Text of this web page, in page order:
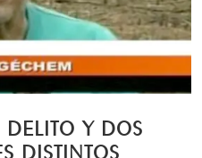
DELITO Y DOS
DISTINTOS